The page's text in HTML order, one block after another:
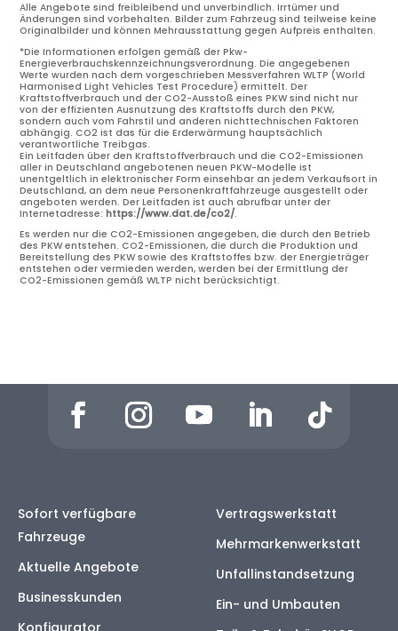
Alle Angebote sind freibleibend und unverbindlich. Irrtümer und
Änderungen sind vorbehalten. Bilder zum Fahrzeug sind teilweise keine
Originalbilder und können Mehrausstattung gegen Aufpreis enthalten.
*Die Informationen erfolgen gemäß der Pkw-
Energieverbrauchskennzeichnungsverordnung. Die angegebenen
Werte wurden nach dem vorgeschrieben Messverfahren WLTP (World
Harmonised Light Vehicles Test Procedure) ermittelt. Der
Kraftstoffverbrauch und der CO2-Ausstoß eines PKW sind nicht nur
von der effizienten Ausnutzung des Kraftstoffs durch den PKW,
sondern auch vom Fahrstil und anderen nichttechnischen Faktoren
abhängig. CO2 ist das für die Erderwärmung hauptsächlich
verantwortliche Treibgas.
Ein Leitfaden über den Kraftstoffverbrauch und die CO2-Emissionen
aller in Deutschland angebotenen neuen PKW-Modelle ist
unentgeltlich in elektronischer Form einsehbar an jedem Verkaufsort in
Deutschland, an dem neue Personenkraftfahrzeuge ausgestellt oder
angeboten werden. Der Leitfaden ist auch abrufbar unter der
Internetadresse:https://www.dat.de/co2/.
Es werden nur die CO2-Emissionen angegeben, die durch den Betrieb
des PKW entstehen. CO2-Emissionen, die durch die Produktion und
Bereitstellung des PKW sowie des Kraftstoffes bzw. der Energieträger
entstehen oder vermieden werden, werden bei der Ermittlung der
CO2-Emissionen gemäß WLTP nicht berücksichtigt.
Sofort verfügbare
Fahrzeuge
Aktuelle Angebote
Businesskunden
Konfigurator
Vertragswerkstatt
Mehrmarkenwerkstatt
Unfallinstandsetzung
Ein- und Umbauten